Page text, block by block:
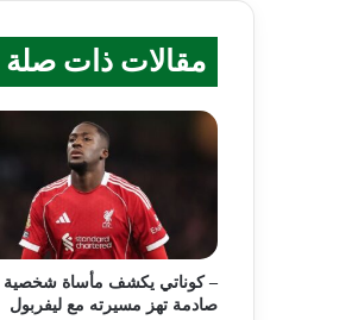
مقالات ذات صلة
– كوناتي يكشف مأساة شخصية
صادمة تهز مسيرته مع ليفربول